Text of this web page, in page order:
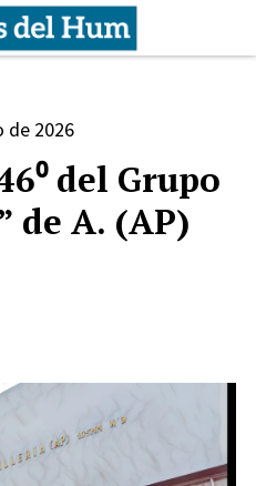
del Grupo
de A. (AP)
de 2026